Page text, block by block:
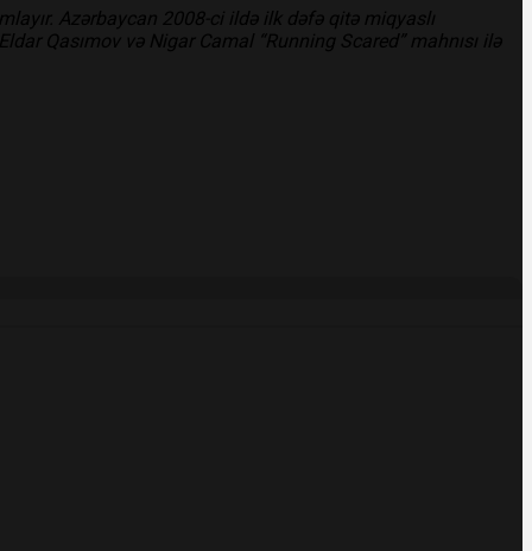
Azərbaycan 2008-ci ildə ilk dəfə qitə miqyaslı
Qasımov və Nigar Camal “Running Scared” mahnısı ilə